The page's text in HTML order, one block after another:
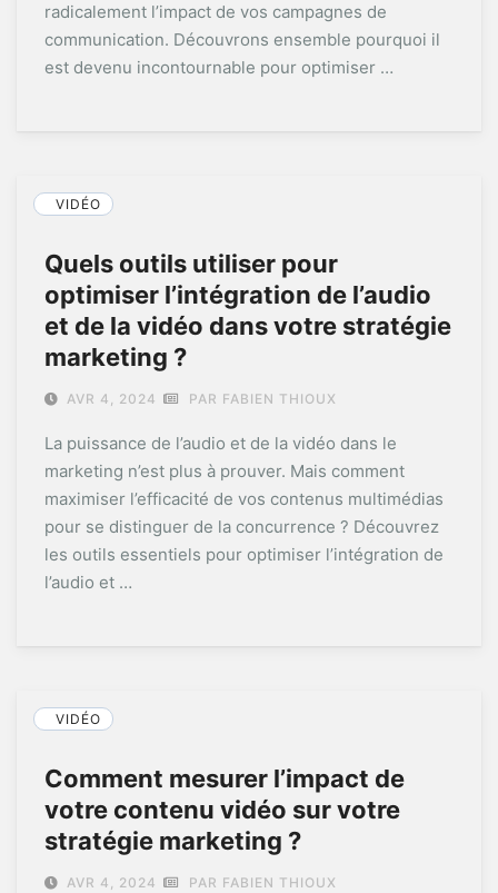
radicalement l’impact de vos campagnes de
communication. Découvrons ensemble pourquoi il
est devenu incontournable pour optimiser …
VIDÉO
Quels outils utiliser pour
optimiser l’intégration de l’audio
et de la vidéo dans votre stratégie
marketing ?
AVR 4, 2024 PAR FABIEN THIOUX
La puissance de l’audio et de la vidéo dans le
marketing n’est plus à prouver. Mais comment
maximiser l’efficacité de vos contenus multimédias
pour se distinguer de la concurrence ? Découvrez
les outils essentiels pour optimiser l’intégration de
l’audio et …
VIDÉO
Comment mesurer l’impact de
votre contenu vidéo sur votre
stratégie marketing ?
AVR 4, 2024 PAR FABIEN THIOUX